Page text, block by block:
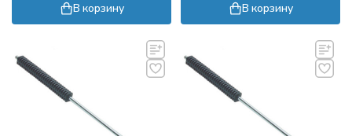
В корзину В корзину